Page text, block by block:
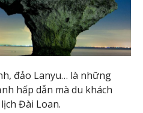
đảo Lanyu… là những
hấp dẫn mà du khách
Đài Loan.